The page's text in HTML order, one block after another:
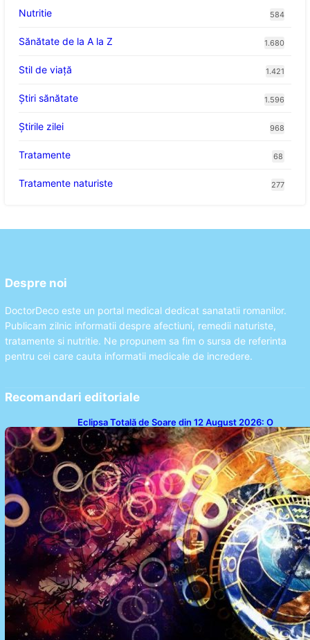
Nutritie 584
Sănătate de la A la Z 1.680
Stil de viaţă 1.421
Ştiri sănătate 1.596
Știrile zilei 968
Tratamente 68
Tratamente naturiste 277
Despre noi
DoctorDeco este un portal medical dedicat sanatatii romanilor.
Publicam zilnic informatii despre afectiuni, remedii naturiste,
tratamente si nutritie. Ne propunem sa fim o sursa de referinta
pentru cei care cauta informatii medicale de incredere.
Recomandari editoriale
Eclipsa Totală de Soare din 12 August 2026: O
Analiză a Impactului asupra Trei Zodii și a Ciclului de
18 Ani